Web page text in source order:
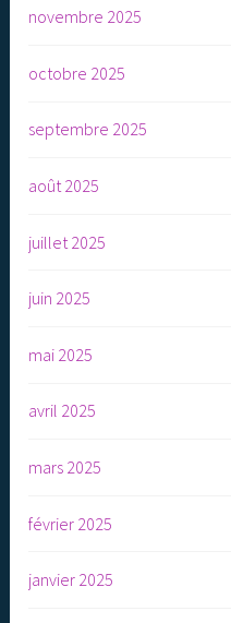
novembre 2025
octobre 2025
septembre 2025
août 2025
juillet 2025
juin 2025
mai 2025
avril 2025
mars 2025
février 2025
janvier 2025